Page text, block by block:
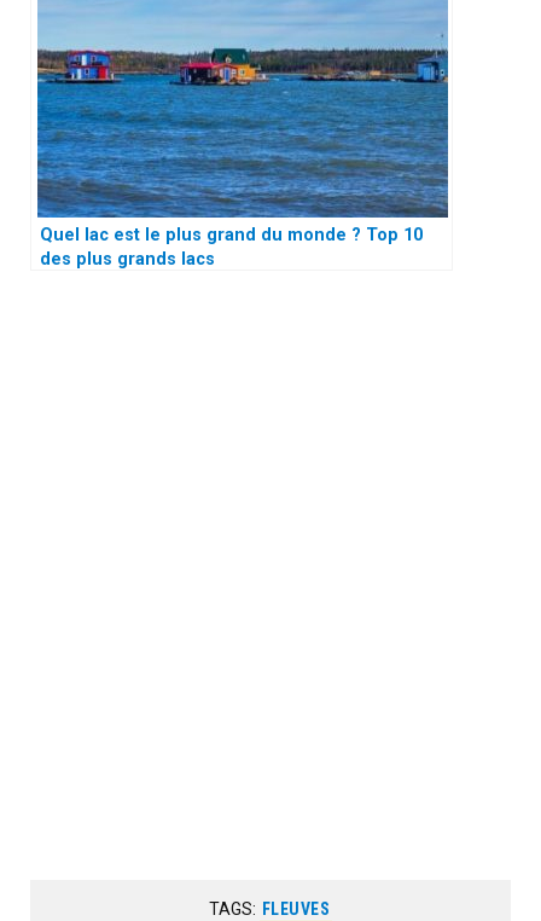
Quel lac est le plus grand du monde ? Top 10
des plus grands lacs
TAGS: FLEUVES